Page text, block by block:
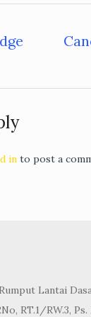
in to post a
Lantai
RT.1/RW.3,